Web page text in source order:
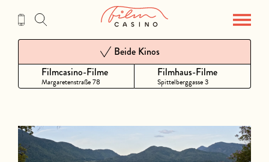
Inhalt
Filmcasino-Filme
Margaretenstraße 78
Beide Kinos
Filmhaus-Filme
Spittelberggasse 3